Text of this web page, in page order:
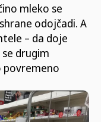
mleko se
odojčadi. A
– da doje
drugim
povremeno